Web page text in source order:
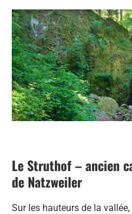
Le Struthof – ancien
de Natzweiler
Sur les hauteurs de la